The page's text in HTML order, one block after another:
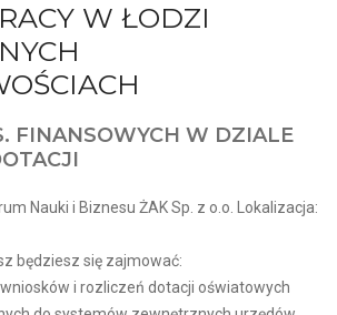
W ŁODZI
FINANSOWYCH W DZIALE
Nauki i Biznesu ŻAK Sp. z o.o. Lokalizacja:
będziesz się zajmować:
i rozliczeń dotacji oświatowych